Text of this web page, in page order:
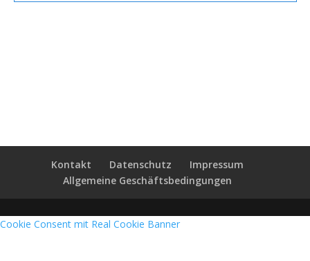
Kontakt Datenschutz
Impressum
Allgemeine Geschäftsbedingungen
Cookie Consent mit Real Cookie Banner